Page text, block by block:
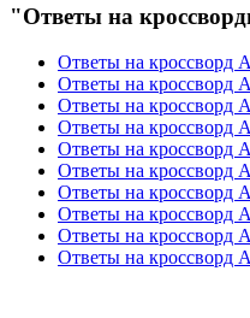
"Ответы на
Ответы на кроссворд
Ответы на кроссворд
Ответы на кроссворд
Ответы на кроссворд
Ответы на кроссворд
Ответы на кроссворд
Ответы на кроссворд
Ответы на кроссворд
Ответы на кроссворд
Ответы на кроссворд